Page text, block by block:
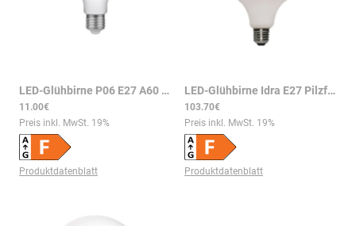
LED-Glühbirne P06 E27 A60 Porzellan-Optik 7W 640lm 2700K dimmbar CRI95
11.00€
Preis inkl. MwSt. 19%
Produktdatenblatt
LED-Glühbirne Idra E27 Pilzform Porzellan-Optik 6W 560 lm 2700K dimmbar CRI95 Ø200 mm
103.70€
Preis inkl. MwSt. 19%
Produktdatenblatt